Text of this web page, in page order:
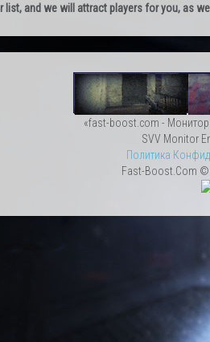
list, and we will attract players for you, as
«fast-boost.com -
SVV Monitor
Политика
Fast-Boost.Com